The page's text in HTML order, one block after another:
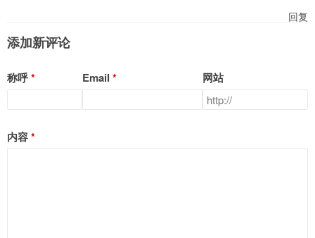
回复
添加新评论
称呼 Email 网站
内容